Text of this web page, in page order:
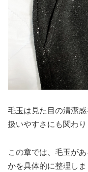
毛玉は見た目の清潔
扱いやすさにも関わり
この章では、毛玉が
かを具体的に整理しま